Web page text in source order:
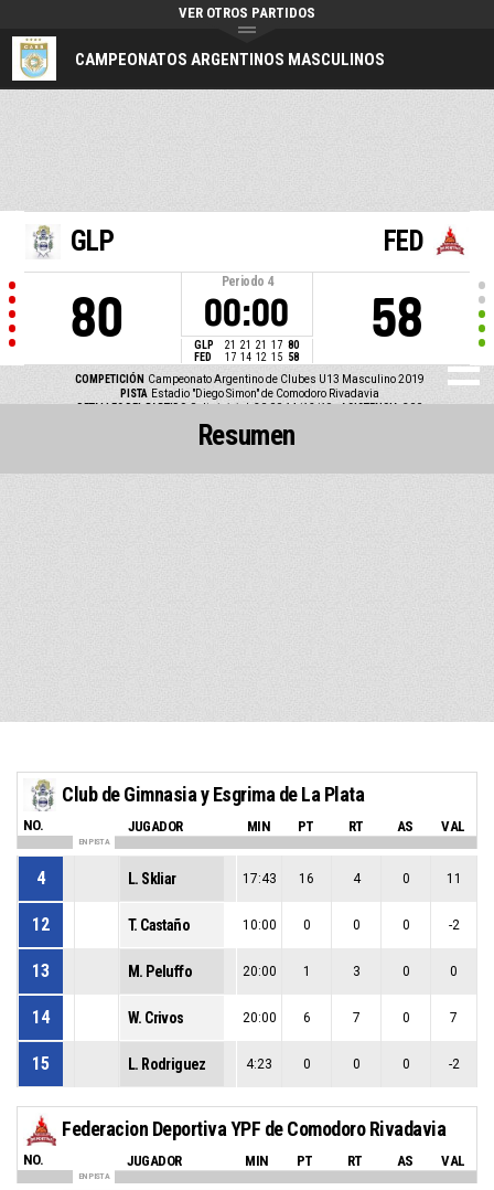
CAMPEONATOS ARGENTINOS MASCULINOS
VER OTROS PARTIDOS
GLP
80
Periodo 4
00:00
GLP 21 21 21 17 80
FED
17 14 12 15 58
FED
58
COMPETICIÓN Campeonato Argentino de Clubes U13 Masculino 2019
PISTA Estadio "Diego Simon" de Comodoro Rivadavia
DETALLES DEL PARTIDO Salto inicial: 20:00 14/12/19 ASISTENCIA 300
Resumen
Club de Gimnasia y Esgrima de La Plata
NO. JUGADOR MIN PT RT AS VAL
EN PISTA
4 L. Skliar 17:43 16 4 0 11
12 T. Castaño 10:00 0 0 0 -2
13 M. Peluffo 20:00 1 3 0 0
14 W. Crivos 20:00 6 7 0 7
15 L. Rodriguez 4:23 0 0 0 -2
Federacion Deportiva YPF de Comodoro Rivadavia
NO. JUGADOR MIN PT RT AS VAL
EN PISTA